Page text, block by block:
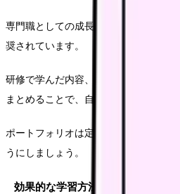
専門職としての成長を可視化するため
奨されています。
研修で学んだ内容、実践での応用事例
まとめることで、自身の学習進度を確
ポートフォリオは定期的に更新し、常
うにしましょう。
効果的な学習方法の実践